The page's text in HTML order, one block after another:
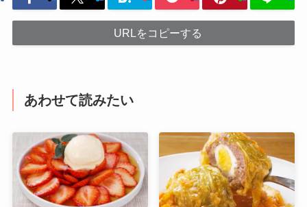
URLをコピーする
あわせて読みたい